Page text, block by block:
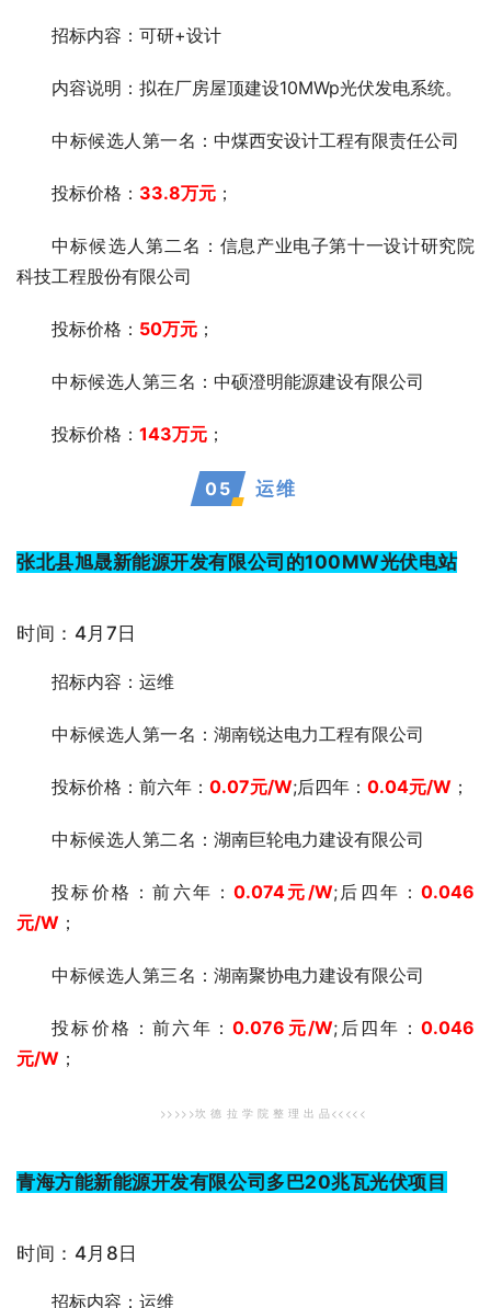
招标内容：可研+设计
内容说明：拟在厂房屋顶建设10MWp光伏发电系统。
中标候选人第一名：中煤西安设计工程有限责任公司
投标价格： 33.8万元 ；
中标候选人第二名：信息产业电子第十一设计研究院
科技工程股份有限公司
投标价格： 50万元 ；
中标候选人第三名：中硕澄明能源建设有限公司
投标价格： 143万元 ；
05 运维
张北县旭晟新能源开发有限公司的100MW光伏电站
时间：4月7日
招标内容：运维
中标候选人第一名：湖南锐达电力工程有限公司
投标价格：前六年： 0.07元/W;后四年： 0.04元/W ；
中标候选人第二名：湖南巨轮电力建设有限公司
投标价格：前六年： 0.074元/W;后四年： 0.046
元/W ；
中标候选人第三名：湖南聚协电力建设有限公司
投标价格：前六年：0.076元/W;后四年： 0.046
元/W ；
>>>>>坎 德 拉 学 院 整 理 出 品<<<<<
青海方能新能源开发有限公司多巴20兆瓦光伏项目
时间：4月8日
招标内容：运维